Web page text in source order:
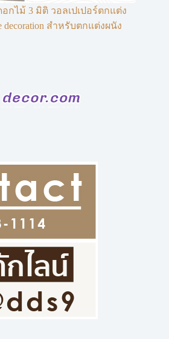
กไม้ 3 มิติ วอลเปเปอร์ตกแต่ง
decoration สำหรับตกแต่งผนัง